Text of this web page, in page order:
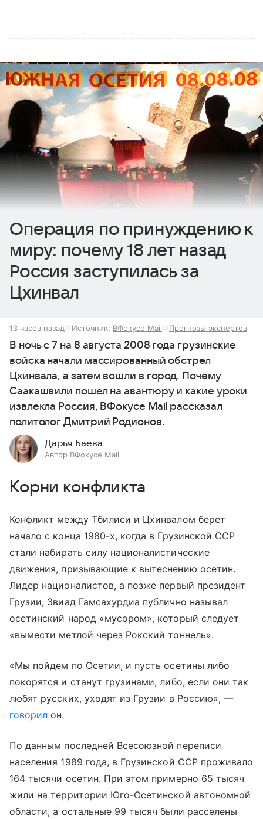
Операция по принуждению к
миру: почему 18 лет назад
Россия заступилась за
Цхинвал
13 часов назад Источник: ВФокусе Mail Прогнозы экспертов
В ночь с 7 на 8 августа 2008 года грузинские
войска начали массированный обстрел
Цхинвала, а затем вошли в город. Почему
Саакашвили пошел на авантюру и какие уроки
извлекла Россия, ВФокусе Mail рассказал
политолог Дмитрий Родионов.
Дарья Баева
Автор ВФокусе Mail
Корни конфликта
Конфликт между Тбилиси и Цхинвалом берет
начало с конца 1980-х, когда в Грузинской ССР
стали набирать силу националистические
движения, призывающие к вытеснению осетин.
Лидер националистов, а позже первый президент
Грузии, Звиад Гамсахурдиа публично называл
осетинский народ «мусором», который следует
«вымести метлой через Рокский тоннель».
«Мы пойдем по Осетии, и пусть осетины либо
покорятся и станут грузинами, либо, если они так
любят русских, уходят из Грузии в Россию», —
говорил он.
По данным последней Всесоюзной переписи
населения 1989 года, в Грузинской ССР проживало
164 тысячи осетин. При этом примерно 65 тысяч
жили на территории Юго-Осетинской автономной
области, а остальные 99 тысяч были расселены